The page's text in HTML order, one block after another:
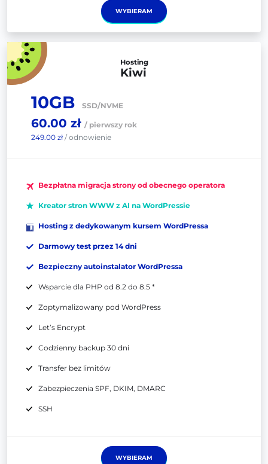
WYBIERAM
Hosting
Kiwi
10GB SSD/NVME
60.00 zł / pierwszy rok
249.00 zł/ odnowienie
Bezpłatna migracja strony od obecnego operatora
Kreator stron WWW z AI na WordPressie
Hosting z dedykowanym kursem WordPressa
Darmowy test przez 14 dni
Bezpieczny autoinstalator WordPressa
Wsparcie dla PHP od 8.2 do 8.5 *
Zoptymalizowany pod WordPress
Let’s Encrypt
Codzienny backup 30 dni
Transfer bez limitów
Zabezpieczenia SPF, DKIM, DMARC
SSH
WYBIERAM